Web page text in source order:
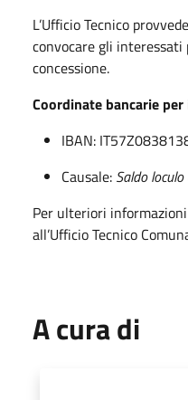
L’Ufficio Tecnico
convocare gli
concessione.
Coordinate bancarie
IBAN:
Causale: Saldo
Per ulteriori
all’Ufficio Tecnico
A cura di